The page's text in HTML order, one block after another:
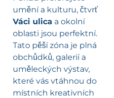
umění a kulturu, čtvrť
Váci ulica a okolní
oblasti jsou perfektní.
Tato pěší zóna je plná
obchůdků, galerií a
uměleckých výstav,
které vás vtáhnou do
místních kreativních